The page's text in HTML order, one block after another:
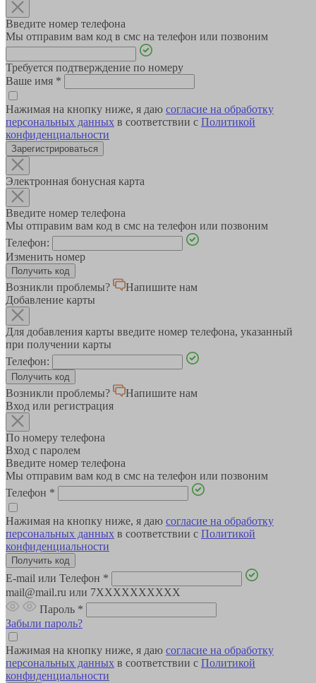
Введите номер телефона
Мы отправим вам код в смс на телефон или позвоним
Требуется подтверждение по номеру
Ваше имя *
Нажимая на кнопку ниже, я даю согласие на обработку
персональных данных в соответствии с Политикой
конфиденциальности
Зарегистрироваться
Электронная бонусная карта
Введите номер телефона
Мы отправим вам код в смс на телефон или позвоним
Телефон:
Изменить номер
Возникли проблемы?
Напишите нам
Добавление карты
Для добавления карты введите номер телефона, указанный
при получении карты
Телефон:
Возникли проблемы?
Напишите нам
Вход или регистрация
По номеру телефона
Вход с паролем
Введите номер телефона
Мы отправим вам код в смс на телефон или позвоним
Телефон *
Нажимая на кнопку ниже, я даю согласие на обработку
персональных данных в соответствии с Политикой
конфиденциальности
E-mail или Телефон *
mail@mail.ru или 7XXXXXXXXXX
Пароль *
Забыли пароль?
Нажимая на кнопку ниже, я даю согласие на обработку
персональных данных в соответствии с Политикой
конфиденциальности